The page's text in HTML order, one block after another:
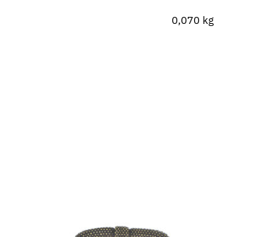
0,070 kg